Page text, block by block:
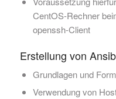
CentOS-Rechner
openssh-Client
Erstellung von
Grundlagen und
Verwendung von